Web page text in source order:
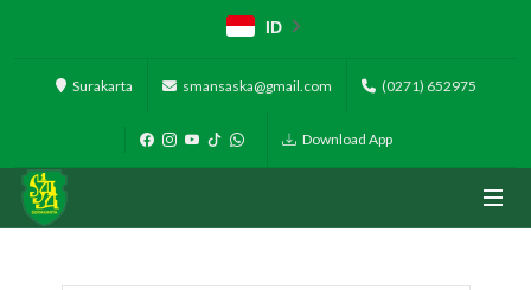
ID
Surakarta smansaska@gmail.com (0271) 652975
Download App